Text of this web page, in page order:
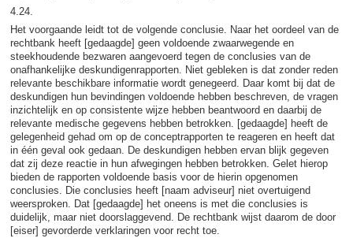
4.24.
Het voorgaande leidt tot de volgende conclusie. Naar het oordeel van de
rechtbank heeft [gedaagde] geen voldoende zwaarwegende en
steekhoudende bezwaren aangevoerd tegen de conclusies van de
onafhankelijke deskundigenrapporten. Niet gebleken is dat zonder reden
relevante beschikbare informatie wordt genegeerd. Daar komt bij dat de
deskundigen hun bevindingen voldoende hebben beschreven, de vragen
inzichtelijk en op consistente wijze hebben beantwoord en daarbij de
relevante medische gegevens hebben betrokken. [gedaagde] heeft de
gelegenheid gehad om op de conceptrapporten te reageren en heeft dat
in één geval ook gedaan. De deskundigen hebben ervan blijk gegeven
dat zij deze reactie in hun afwegingen hebben betrokken. Gelet hierop
bieden de rapporten voldoende basis voor de hierin opgenomen
conclusies. Die conclusies heeft [naam adviseur] niet overtuigend
weersproken. Dat [gedaagde] het oneens is met die conclusies is
duidelijk, maar niet doorslaggevend. De rechtbank wijst daarom de door
[eiser] gevorderde verklaringen voor recht toe.